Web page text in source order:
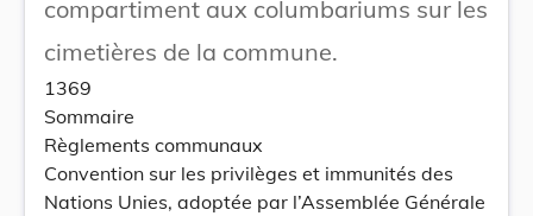
compartiment aux columbariums sur les
cimetières de la commune.
1369
Sommaire
Règlements communaux
Convention sur les privilèges et immunités des
Nations Unies, adoptée par l’Assemblée Générale